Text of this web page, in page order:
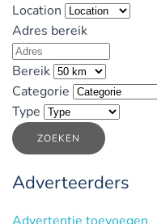
Location
Adres bereik
Bereik
Categorie
Type
ZOEKEN
Adverteerders